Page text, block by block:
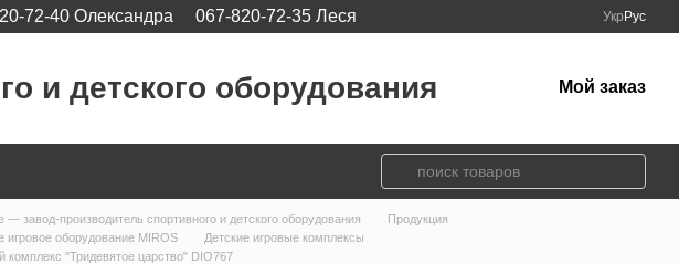
72-40 Олександра 067-820-72-35 Леся Укр Рус
и детского оборудования Мой заказ
— завод-производитель спортивного и детского оборудования
Продукция
игровое оборудование MIROS
Детские игровые комплексы
комплекс "Тридевятое царство" DIO767